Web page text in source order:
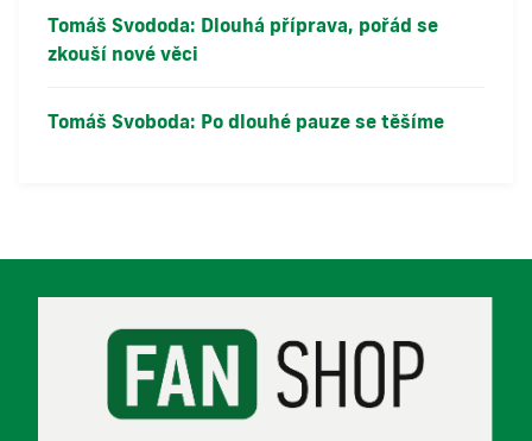
Tomáš Svododa: Dlouhá příprava, pořád se
zkouší nové věci
Tomáš Svoboda: Po dlouhé pauze se těšíme